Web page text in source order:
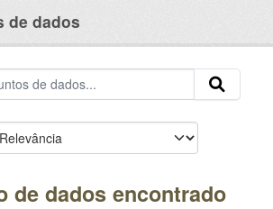
de dados
de dados encontrado